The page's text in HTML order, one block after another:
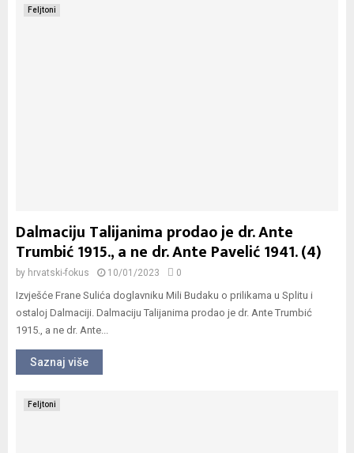
Feljtoni
Dalmaciju Talijanima prodao je dr. Ante
Trumbić 1915., a ne dr. Ante Pavelić 1941. (4)
by hrvatski-fokus 10/01/2023 0
Izvješće Frane Sulića doglavniku Mili Budaku o prilikama u Splitu i
ostaloj Dalmaciji. Dalmaciju Talijanima prodao je dr. Ante Trumbić
1915., a ne dr. Ante...
Saznaj više
Feljtoni